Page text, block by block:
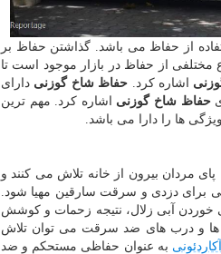
از حفاظ می باشد. گذاشتن حفاظ بر
مختلفی از حفاظ در بازار موجود است تا
اشاره کرد. حفاظ شاخ گوزنی دارای
حفاظ شاخ گوزنی اشاره کرد. مهم ترین
ها را دارا می باشد.
مردان بیرون از خانه تلاش می کنند و
برای دزدی و سرقت سارقین مهیا شود.
خوردن آبی زلال، نتیجه زحمات و کوشش
ها و درب های ضد سرقت می توان تلاش
به عنوان حفاظی مستحکم و ضد